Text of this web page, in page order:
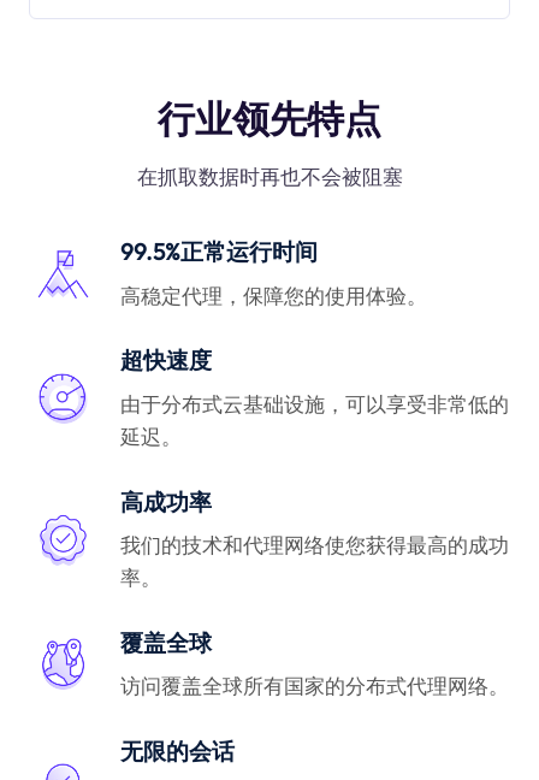
行业领先特点
在抓取数据时再也不会被阻塞
99.5%正常运行时间
高稳定代理，保障您的使用体验。
超快速度
由于分布式云基础设施，可以享受非常低的
延迟。
高成功率
我们的技术和代理网络使您获得最高的成功
率。
覆盖全球
访问覆盖全球所有国家的分布式代理网络。
无限的会话